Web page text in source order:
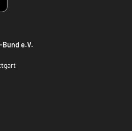
e.V.